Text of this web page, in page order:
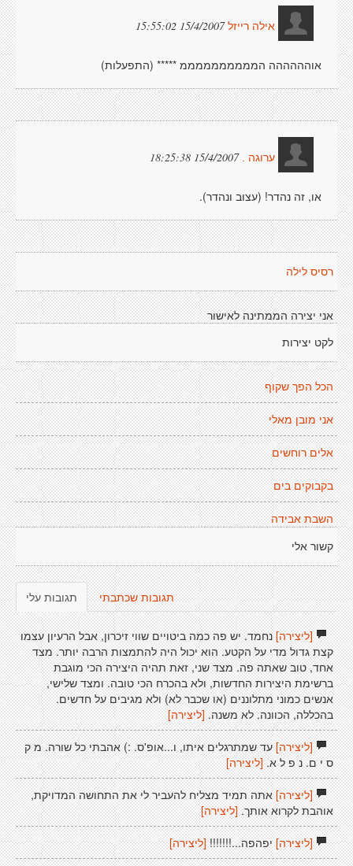
אילה רייזל 15/4/2007 15:55:02
אוהההההה הממממממממממ ***** (התפעלות)
ערוגה . 15/4/2007 18:25:38
או, זה נהדר! (עצוב ונהדר).
רסיס לילה
אני יצירה הממתינה לאישור
לקט יצירות
הכל הפך שקוף
אני מובן מאלי
אלים רוחשים
בקבוקים בים
השבת אבידה
קשור אלי
תגובות עלי תגובות שכתבתי
[ליצירה]נחמד. יש פה כמה ביטויים שווי זיכרון, אבל הרעיון עצמו
קצת גדול מדי על הקטע. הוא יכול היה להתמצות הרבה יותר. מצד
אחד, טוב שאתה פה. מצד שני, זאת תהיה היצירה הכי מוגבת
ברשימת היצירות החדשות, ולא בהכרח הכי טובה. ומצד שלישי,
אנשים כמוני מתלוננים (או שכבר לא) ולא מגיבים על חדשים.
בהכללה, הכוונה. לא משנה. [ליצירה]
[ליצירה]עד שמתרגלים איתו, ו...אופ'ס. :) אהבתי כל שורה. מ ק
ס י ם. נ פ ל א. [ליצירה]
[ליצירה]אתה תמיד מצליח להעביר לי את התחושה המדויקת,
אוהבת לקרוא אותך.[ליצירה]
[ליצירה]יפהפה...!!!!!!! [ליצירה]